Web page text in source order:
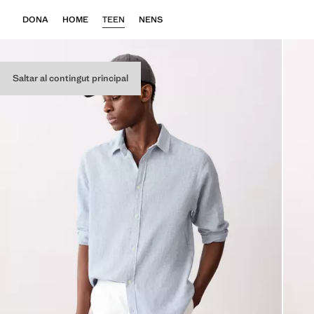
Saltar al contingut principal
DONA HOME TEEN NENS